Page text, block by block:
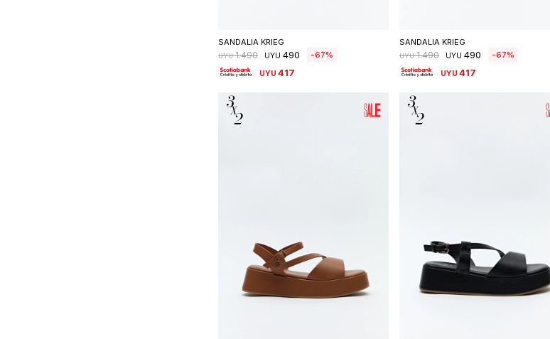
SANDALIA KRIEG
UYU 1.490 UYU 490 67
UYU 417
SANDALIA KRIEG
UYU 1.490 UYU 490 67
UYU 417